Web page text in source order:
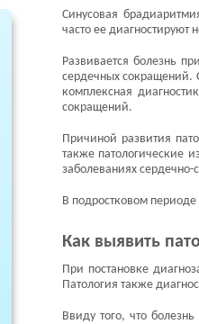
Синусовая
часто ее диагностируют
Развивается болезнь
сердечных сокращений.
комплексная
сокращений.
Причиной развития
также патологические
заболеваниях сердечно-
В подростковом
Как выявить
При постановке
Патология также
Ввиду того, что